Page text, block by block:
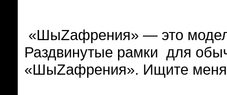
«ШыZафрения» — это
Раздвинутые рамки для
«ШыZафрения». Ищите